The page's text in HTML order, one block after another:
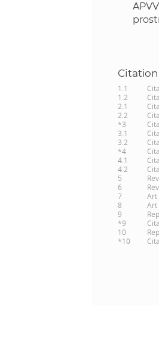
1.1
1.2
2.1
2.2
*3
3.1
3.2
*4
4.1
4.2
5
6
7
Art
8
Art
9
*9
10
*10